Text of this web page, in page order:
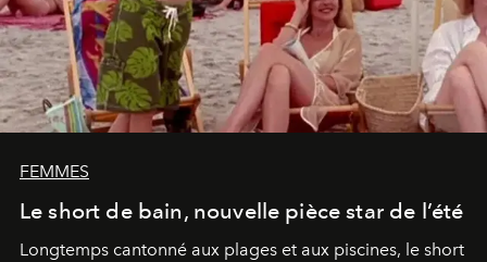
FEMMES
Le short de bain, nouvelle pièce star de l’été
Longtemps cantonné aux plages et aux piscines, le short